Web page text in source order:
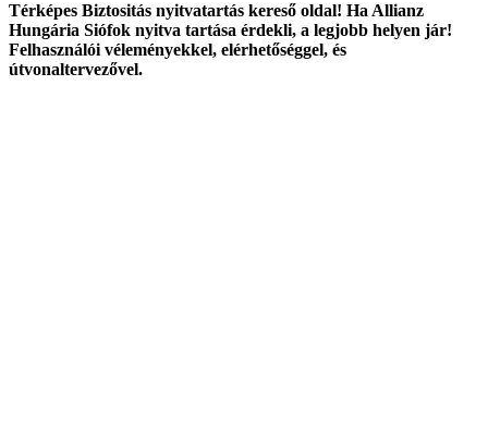
Térképes Biztositás nyitvatartás kereső oldal! Ha Allianz
Hungária Siófok nyitva tartása érdekli, a legjobb helyen jár!
Felhasználói véleményekkel, elérhetőséggel, és
útvonaltervezővel.